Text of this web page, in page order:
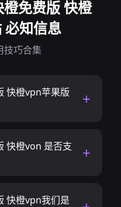
免费版 快橙
知信息
技巧合集
快橙vpn苹果版
快橙von 是否支
快橙vpn我们是